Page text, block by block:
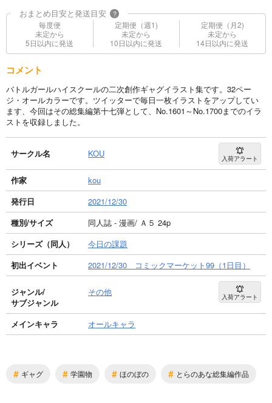
おまとめ目安と発送目安 ?
毎度便
未定から
5日以内に発送
定期便（週1)
未定から
10日以内に発送
定期便（月2)
未定から
14日以内に発送
コメント
バトルガールハイスクールの二次創作ギャグイラスト集です。32ペー
ジ・オールカラーです。ツイッターで毎日一枚イラストをアップしてい
ます、今回はその総集編第十七弾として、No.1601～No.1700までのイラ
ストを収録しました。
サークル名 KOU 入荷アラート
作家
kou
発行日
2021/12/30
種別/サイズ
同人誌 - 漫画/ Ａ５ 24p
シリーズ（同人）
今日の課題
初出イベント
2021/12/30 コミックマーケット99（1日目）
ジャンル/
サブジャンル
その他 入荷アラート
メインキャラ オールキャラ
# ギャグ # 学園物 # ほのぼの # とらのあな総集編作品